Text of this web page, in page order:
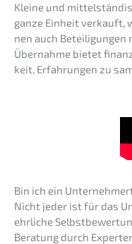
Kleine und
ganze Einheit
nen auch
Übernah­me bietet
keit, Erfah­run­gen zu
Bin ich ein
Nicht jeder ist für das
ehrli­che
Beratung durch